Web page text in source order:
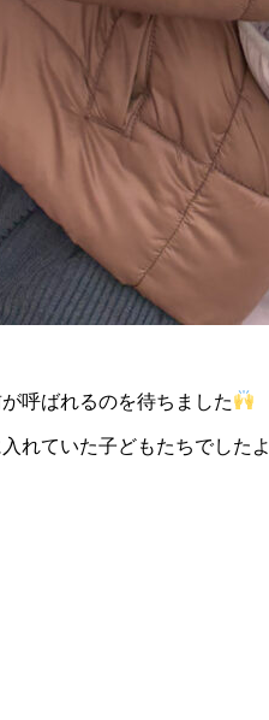
呼ばれるのを待ちました
れていた子どもたちでしたよ